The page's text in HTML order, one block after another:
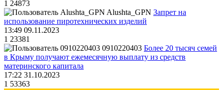
1 24873
Alushta_GPN Запрет на
использование пиротехнических изделий
13:49 09.11.2023
1 23381
0910220403 Более 20 тысяч семей
в Крыму получают ежемесячную выплату из средств
материнского капитала
17:22 31.10.2023
1 53363